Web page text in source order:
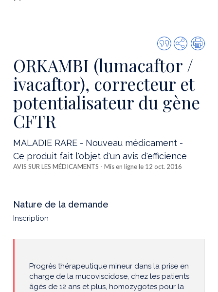
Citer
cette
publication
Partager
ORKAMBI (lumacaftor /
ivacaftor), correcteur et
potentialisateur du gène
CFTR
MALADIE RARE - Nouveau médicament -
Ce produit fait l'objet d'un avis d'efficience
AVIS SUR LES MÉDICAMENTS - Mis en ligne le 12 oct. 2016
Nature de la demande
Inscription
Progrès thérapeutique mineur dans la prise en
charge de la mucoviscidose, chez les patients
âgés de 12 ans et plus, homozygotes pour la